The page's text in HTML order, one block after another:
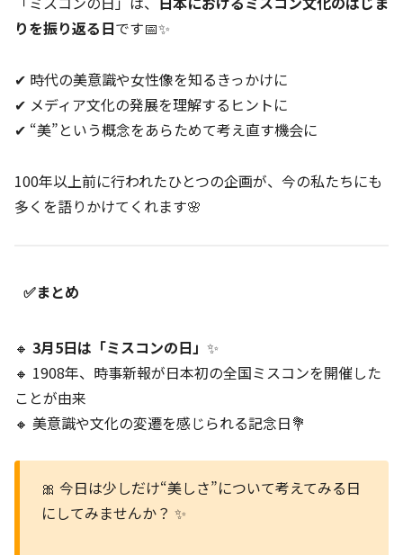
りを振り返る日です📅✨
✔ 時代の美意識や女性像を知るきっかけに
✔ メディア文化の発展を理解するヒントに
✔ “美”という概念をあらためて考え直す機会に
100年以上前に行われたひとつの企画が、今の私たちにも
多くを語りかけてくれます🌸
✅まとめ
🔸 3月5日は「ミスコンの日」 ✨
🔸 1908年、時事新報が日本初の全国ミスコンを開催した
ことが由来
🔸 美意識や文化の変遷を感じられる記念日💐
🎀 今日は少しだけ“美しさ”について考えてみる日
にしてみませんか？ ✨